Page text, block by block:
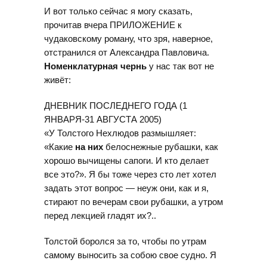
И вот только сейчас я могу сказать,
прочитав вчера ПРИЛОЖЕНИЕ к
чудаковскому роману, что зря, наверное,
отстранился от Александра Павловича.
Номенклатурная чернь у нас так вот не
живёт:
ДНЕВНИК ПОСЛЕДНЕГО ГОДА (1
ЯНВАРЯ-31 АВГУСТА 2005)
«У Толстого Нехлюдов размышляет:
«Какие на них белоснежные рубашки, как
хорошо вычищены сапоги. И кто делает
все это?». Я бы тоже через сто лет хотел
задать этот вопрос — неуж они, как и я,
стирают по вечерам свои рубашки, а утром
перед лекцией гладят их?..
Толстой боролся за то, чтобы по утрам
самому выносить за собою свое судно. Я